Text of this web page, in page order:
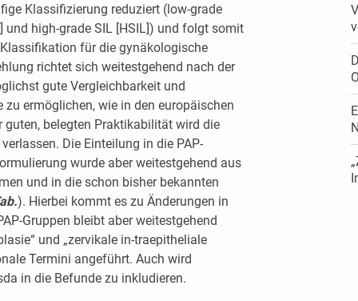
Klassifizierung reduziert (low-grade
high-grade SIL [HSIL]) und folgt somit
für die gynäkologische
richtet sich weitestgehend nach der
gute Vergleichbarkeit und
ermöglichen, wie in den europäischen
guten, belegten Praktikabilität wird die
Die Einteilung in die PAP-
wurde aber weitestgehend aus
und in die schon bisher bekannten
). Hierbei kommt es zu Änderungen in
Gruppen bleibt aber weitestgehend
und „zervikale in-traepitheliale
Termini angeführt. Auch wird
in die Befunde zu inkludieren.